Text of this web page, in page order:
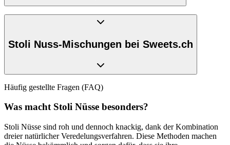
Stoli verfolgt einen ganzheitlichen Ansatz, der nicht nur die
durch das Rösten zwar die Verdaulichkeit verbessert wird, aber
ihre traditionellen Veredelungsmethoden, die sowohl die
gesundheitlichen Aspekte als auch den Genuss berücksichtigen. So
entstehen Nüsse, die nicht nur gesund, sondern auch
aussergewöhnlich schmackhaft sind.
Stoli Nuss-Mischungen bei Sweets.ch
Bei Sweets.ch können Kunden verschiedene Stoli Nuss-
eine Auswahl an Mandeln, Cashewkernen, Baumnüssen und
Geschmack der Nüsse zu verstärken. DerStoli Nuss Mix Schoko
darkbietet eine Kombination aus knackigen Nüssen und dunkler
Schweizer Schokolade, während derStoli Nuss Mix
Häufig gestellte Fragen (FAQ)
Was macht Stoli Nüsse besonders?
Stoli Nüsse sind roh und dennoch knackig, dank der Kombination
dreier natürlicher Veredelungsverfahren. Diese Methoden machen